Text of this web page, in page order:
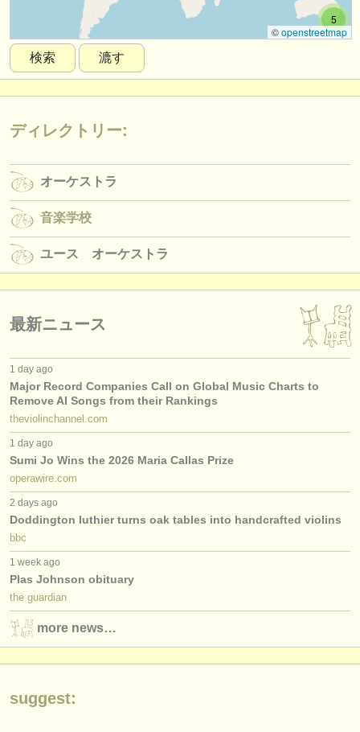
楽器の販売
盗まれた楽器
ユース オーケストラ
musicalchairs:
rss feeds
出版社:
掲載方法
find out about our
ATSfaq
ログイン
5
©openstreetmap
検索
漉す
ディレクトリー:
オーケストラ
音楽学校
ユース オーケストラ
最新ニュース
1 day ago
Major Record Companies Call on Global Music Charts to
Remove AI Songs from their Rankings
theviolinchannel.com
1 day ago
Sumi Jo Wins the 2026 Maria Callas Prize
operawire.com
2 days ago
Doddington luthier turns oak tables into handcrafted violins
bbc
1 week ago
Plas Johnson obituary
the guardian
more news…
suggest: